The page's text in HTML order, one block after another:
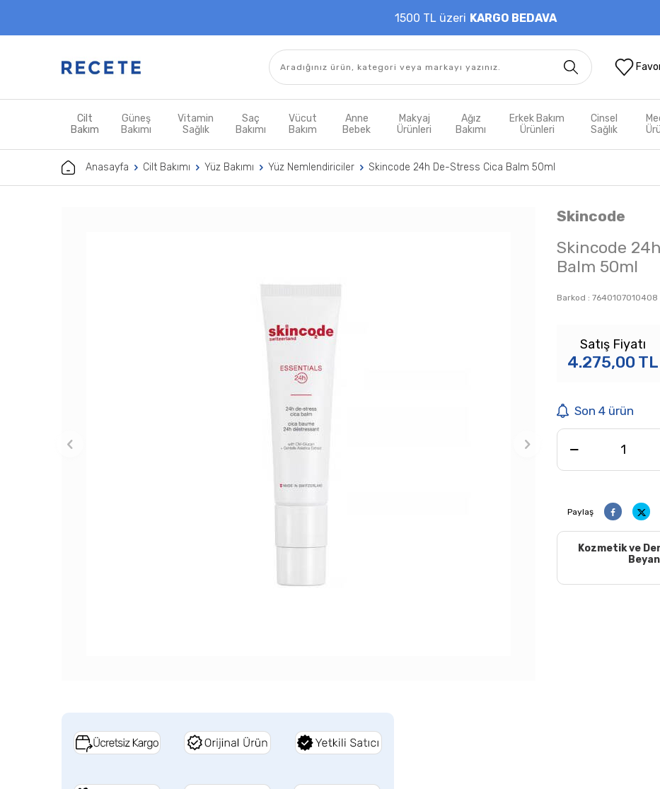
1500 TL üzeri KARGO BEDAVA
Cilt
Bakım
Güneş
Bakımı
Vitamin
Sağlık
Saç
Bakımı
Vücut
Bakım
Anne
Bebek
Makyaj
Ürünleri
Ağız
Bakımı
Erkek Bakım
Ürünleri
Cinsel
Sağlık
Anasayfa Cilt Bakımı Yüz Bakımı Yüz Nemlendiriciler Skincode 24h De-Stress Cica Balm 50ml
Skincode
Skincode
Balm 50ml
Barkod : 7640107010408
Satış Fiyatı
4.275,00 TL
Son 4 ürün
Paylaş
Kozmetik ve